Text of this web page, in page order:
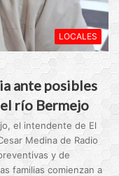
LOCALES
ante posibles
río Bermejo
el intendente de El
Medina de Radio
y de
familias comienzan a